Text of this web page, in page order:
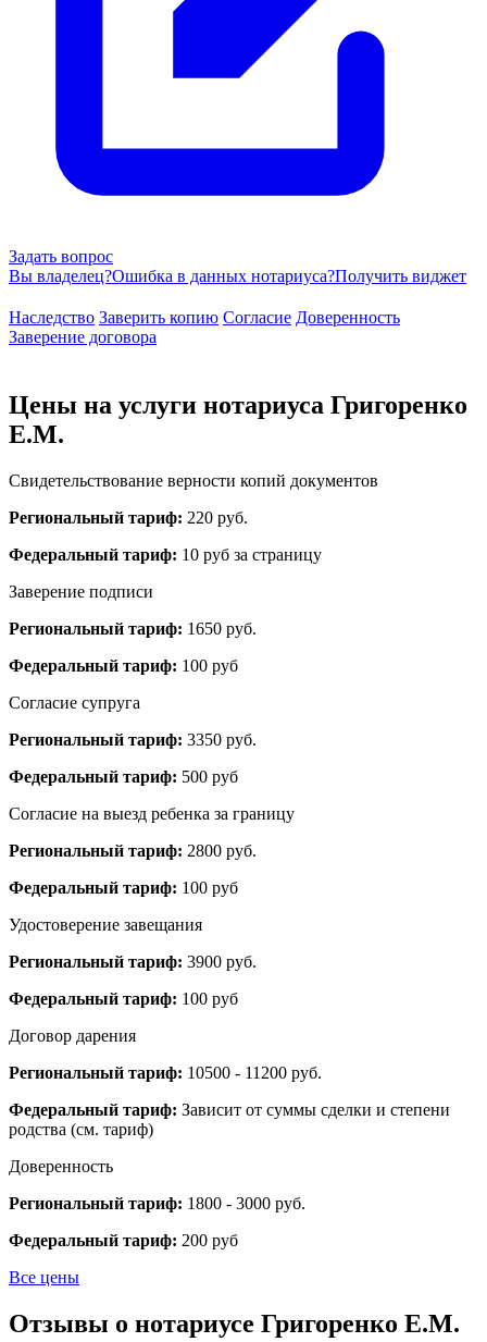
Задать вопрос
Вы владелец?Ошибка в данных нотариуса?Получить виджет
Наследство Заверить копию Согласие Доверенность
Заверение договора
Цены на услуги нотариуса Григоренко
Е.М.
Свидетельствование верности копий документов
Региональный тариф: 220 руб.
Федеральный тариф: 10 руб за страницу
Заверение подписи
Региональный тариф: 1650 руб.
Федеральный тариф: 100 руб
Согласие супруга
Региональный тариф: 3350 руб.
Федеральный тариф: 500 руб
Согласие на выезд ребенка за границу
Региональный тариф: 2800 руб.
Федеральный тариф: 100 руб
Удостоверение завещания
Региональный тариф: 3900 руб.
Федеральный тариф: 100 руб
Договор дарения
Региональный тариф: 10500 - 11200 руб.
Федеральный тариф: Зависит от суммы сделки и степени
родства (см. тариф)
Доверенность
Региональный тариф: 1800 - 3000 руб.
Федеральный тариф: 200 руб
Все цены
Отзывы о нотариусе Григоренко Е.М.